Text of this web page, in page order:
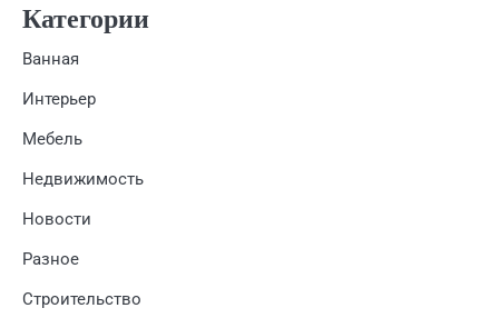
Категории
Ванная
Интерьер
Мебель
Недвижимость
Новости
Разное
Строительство